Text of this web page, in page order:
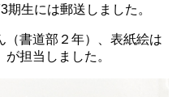
生には郵送しました。
（書道部２年）、表紙絵は
担当しました。